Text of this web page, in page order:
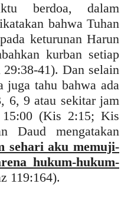
berdoa, dalam
bahwa Tuhan
keturunan Harun
kurban setiap
41). Dan selain
tahu bahwa ada
6, 9 atau sekitar jam
(Kis 2:15; Kis
Daud mengatakan
sehari aku memuji-
hukum-hukum-
119:164).